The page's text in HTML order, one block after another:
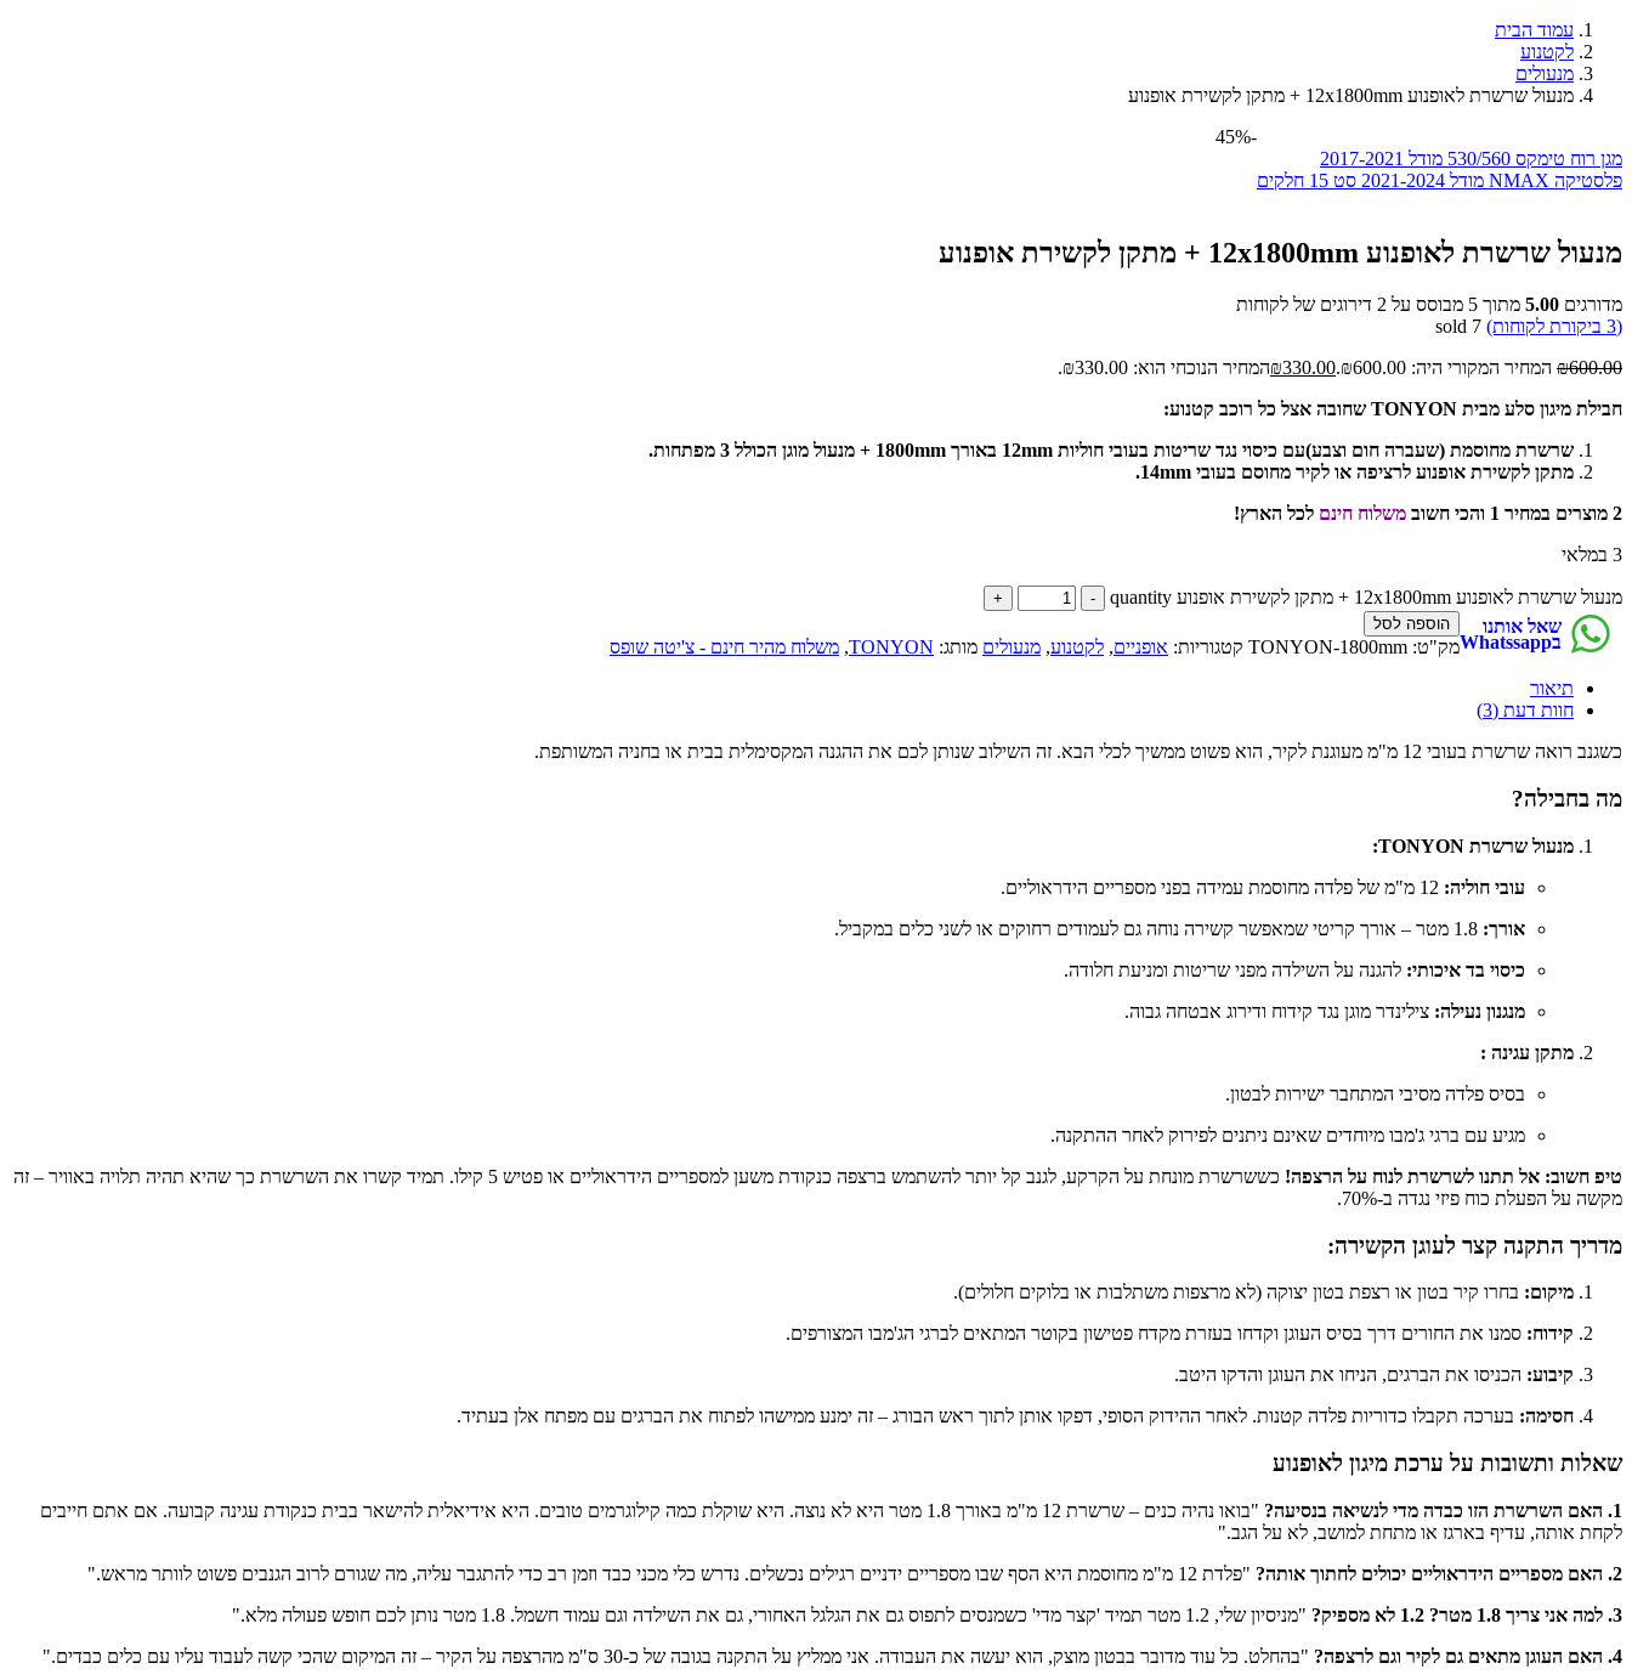
עמוד הבית
לקטנוע
מנעולים
מנעול שרשרת לאופנוע 12x1800mm + מתקן לקשירת אופנוע
מגן רוח טימקס 530/560 מודל 2017-2021
פלסטיקה NMAX מודל 2021-2024 סט 15 חלקים
-45%
מנעול שרשרת לאופנוע 12x1800mm + מתקן לקשירת אופנוע
מדורגים 5.00 מתוך 5 מבוסס על 2 דירוגים של לקוחות
(
3 ביקורת לקוחות) 7
sold
₪600.00 המחיר המקורי היה: ₪600.00. ₪330.00
המחיר הנוכחי הוא: ₪330.00.
חבילת מיגון סלע מבית TONYON שחובה אצל כל רוכב קטנוע:
שרשרת מחוסמת (שעברה חום וצבע)עם כיסוי נגד שריטות בעובי חוליות 12mm באורך 1800mm + מנעול מוגן הכולל 3 מפתחות.
מתקן לקשירת אופנוע לרציפה או לקיר מחוסם בעובי 14mm.
2 מוצרים במחיר 1 והכי חשוב
משלוח חינם לכל הארץ!
3 במלאי
מנעול שרשרת לאופנוע 12x1800mm + מתקן לקשירת אופנוע quantity
הוספה לסל שאל אותנו
בWhatssapp מק"ט: TONYON-1800mm קטגוריות: אופניים, לקטנוע, מנעולים מותג: TONYON
, משלוח מהיר חינם - צ'יטה שופס
תיאור
חוות דעת (3)
כשגנב רואה שרשרת בעובי 12 מ"מ מעוגנת לקיר, הוא פשוט ממשיך לכלי הבא. זה השילוב שנותן לכם את ההגנה המקסימלית בבית או בחניה המשותפת.
מה בחבילה?
מנעול שרשרת TONYON:
עובי חוליה:
אורך:
כיסוי בד איכותי: להגנה על השילדה מפני שריטות ומניעת חלודה.
מנגנון נעילה: צילינדר מוגן נגד קידוח ודירוג אבטחה גבוה.
מתקן עגינה :
בסיס פלדה מסיבי המתחבר ישירות לבטון.
מגיע עם ברגי ג'מבו מיוחדים שאינם ניתנים לפירוק לאחר ההתקנה.
טיפ חשוב: אל תתנו לשרשרת לנוח על הרצפה!
כששרשרת מונחת על הקרקע, לגנב קל יותר להשתמש ברצפה כנקודת משען למספריים הידראוליים או פטיש 5 קילו. תמיד קשרו את השרשרת כך שהיא תהיה תלויה באוויר – זה
מקשה על הפעלת כוח פיזי נגדה ב-70%.
מדריך התקנה קצר לעוגן הקשירה:
מיקום: בחרו קיר בטון או רצפת בטון יצוקה (לא מרצפות משתלבות או בלוקים חלולים).
קידוח: סמנו את החורים דרך בסיס העוגן וקדחו בעזרת מקדח פטישון בקוטר המתאים לברגי הג'מבו המצורפים.
קיבוע: הכניסו את הברגים, הניחו את העוגן והדקו היטב.
חסימה: בערכה תקבלו כדוריות פלדה קטנות. לאחר ההידוק הסופי, דפקו אותן לתוך ראש הבורג – זה ימנע ממישהו לפתוח את הברגים עם מפתח אלן בעתיד.
שאלות ותשובות על ערכת מיגון לאופנוע
1. האם השרשרת הזו כבדה מדי לנשיאה בנסיעה?
"בואו נהיה כנים – שרשרת 12 מ"מ באורך 1.8 מטר היא לא נוצה. היא שוקלת כמה קילוגרמים טובים. היא אידיאלית להישאר בבית כנקודת עגינה קבועה. אם אתם חייבים
לקחת אותה, עדיף בארגז או מתחת למושב, לא על הגב."
2. האם מספריים הידראוליים יכולים לחתוך אותה?
"פלדת 12 מ"מ מחוסמת היא הסף שבו מספריים ידניים רגילים נכשלים. נדרש כלי מכני כבד וזמן רב כדי להתגבר עליה, מה שגורם לרוב הגנבים פשוט לוותר מראש."
3. למה אני צריך 1.8 מטר? 1.2 לא מספיק?
"מניסיון שלי, 1.2 מטר תמיד 'קצר מדי' כשמנסים לתפוס גם את הגלגל האחורי, גם את השילדה וגם עמוד חשמל. 1.8 מטר נותן לכם חופש פעולה מלא."
4. האם העוגן מתאים גם לקיר וגם לרצפה?
"בהחלט. כל עוד מדובר בבטון מוצק, הוא יעשה את העבודה. אני ממליץ על התקנה בגובה של כ-30 ס"מ מהרצפה על הקיר – זה המיקום שהכי קשה לעבוד עליו עם כלים כבדים."